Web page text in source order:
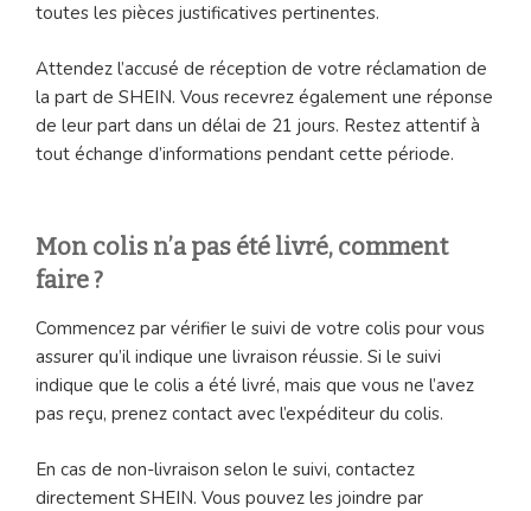
toutes les pièces justificatives pertinentes.
Attendez l’accusé de réception de votre réclamation de
la part de SHEIN. Vous recevrez également une réponse
de leur part dans un délai de 21 jours. Restez attentif à
tout échange d’informations pendant cette période.
Mon colis n’a pas été livré, comment
faire ?
Commencez par vérifier le suivi de votre colis pour vous
assurer qu’il indique une livraison réussie. Si le suivi
indique que le colis a été livré, mais que vous ne l’avez
pas reçu, prenez contact avec l’expéditeur du colis.
En cas de non-livraison selon le suivi, contactez
directement SHEIN. Vous pouvez les joindre par